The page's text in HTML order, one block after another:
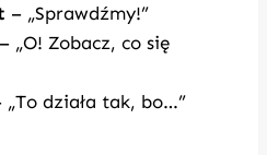
– „Sprawdźmy!”
– „O! Zobacz, co się
„To działa tak, bo…”